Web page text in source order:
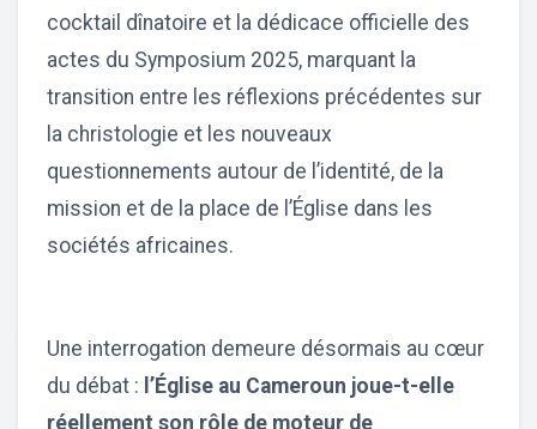
cocktail dînatoire et la dédicace officielle des
actes du Symposium 2025, marquant la
transition entre les réflexions précédentes sur
la christologie et les nouveaux
questionnements autour de l’identité, de la
mission et de la place de l’Église dans les
sociétés africaines.
Une interrogation demeure désormais au cœur
du débat : l’Église au Cameroun joue-t-elle
réellement son rôle de moteur de